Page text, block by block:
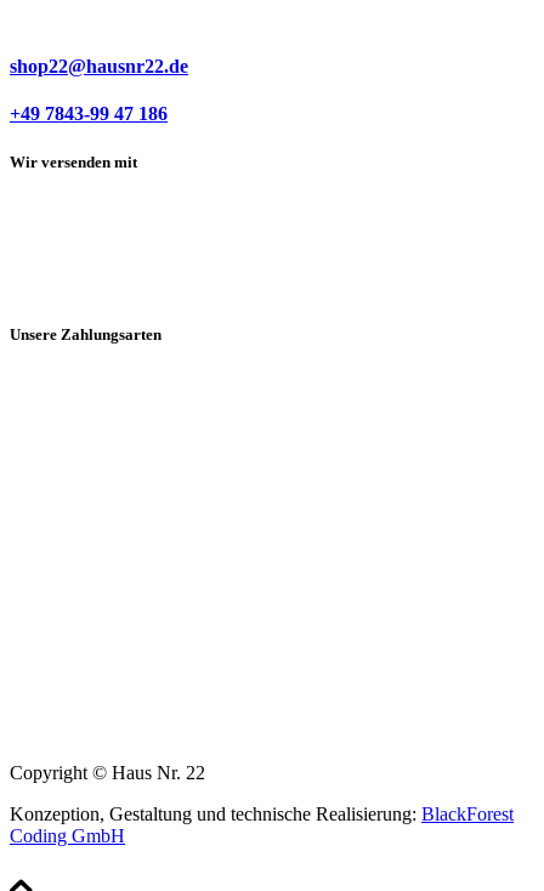
shop22@hausnr22.de
+49 7843-99 47 186
Wir versenden mit
Unsere Zahlungsarten
Copyright © Haus Nr. 22
Konzeption, Gestaltung und technische Realisierung: BlackForest
Coding GmbH